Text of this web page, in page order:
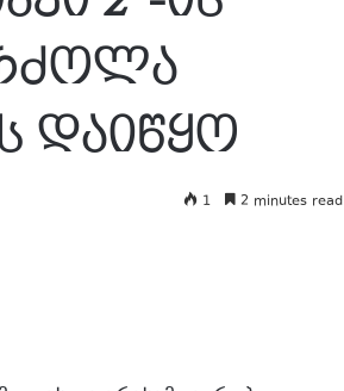
დაიწყო
1 2 minutes read